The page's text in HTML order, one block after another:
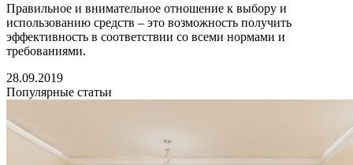
Правильное и внимательное отношение к выбору и
использованию средств – это возможность получить
эффективность в соответствии со всеми нормами и
требованиями.
28.09.2019
Популярные статьи